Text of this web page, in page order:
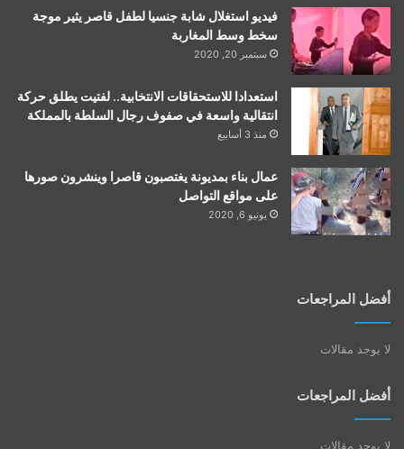
فيديو استغلال شابة جنسيا لطفل قاصر يثير موجة
سخط وسط المغاربة
سبتمبر 20, 2020
استعدادا للاستحقاقات الانتخابية.. لفتيت يطلق حركة
انتقالية واسعة في صفوف رجال السلطة بالمملكة
منذ 3 أسابيع
عمال بناء بمديونة يغتصبون قاصرا وينشرون صورها
على مواقع التواصل
يونيو 6, 2020
أفضل المراجعات
لا يوجد مقالات
أفضل المراجعات
لا يوجد مقالات